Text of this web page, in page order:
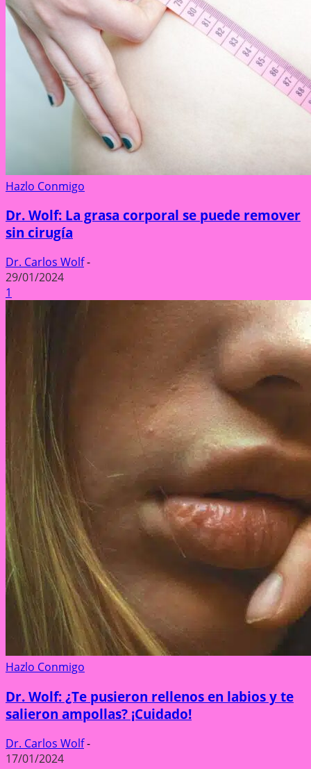
Hazlo Conmigo
Dr. Wolf: La grasa corporal se puede remover
sin cirugía
Dr. Carlos Wolf-
29/01/2024
1
Hazlo Conmigo
Dr. Wolf: ¿Te pusieron rellenos en labios y te
salieron ampollas? ¡Cuidado!
Dr. Carlos Wolf-
17/01/2024